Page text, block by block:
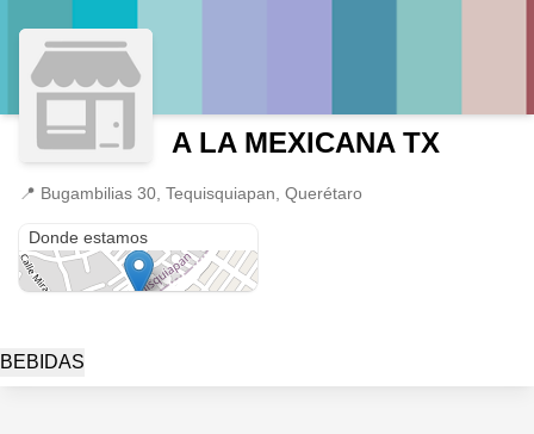
A LA MEXICANA TX
📍 Bugambilias 30, Tequisquiapan, Querétaro
Donde estamos
BEBIDAS